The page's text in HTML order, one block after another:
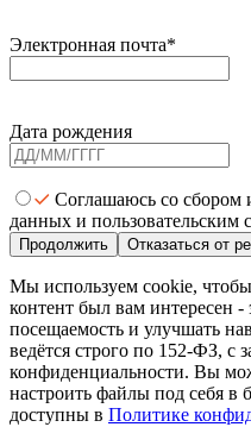
Электронная почта*
Дата рождения
Соглашаюсь со сбором
данных и пользовательским
Продолжить Отказаться от
Мы используем cookie, чтобы
контент был вам интересен -
посещаемость и улучшать
ведётся строго по 152-ФЗ, с
конфиденциальности. Вы
настроить файлы под себя в
доступны в Политике